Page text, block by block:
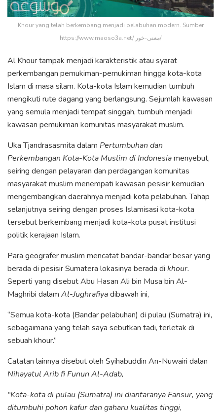
Khour yang telah berkembang menjadi pelabuhan modern. Sumber
https://www.maoso3a.net/ معنى-خور/
Al Khour tampak menjadi karakteristik atau syarat
perkembangan pemukiman-pemukiman hingga kota-kota
Islam di masa silam. Kota-kota Islam kemudian tumbuh
mengikuti rute dagang yang berlangsung. Sejumlah kawasan
yang semula menjadi tempat singgah, tumbuh menjadi
kawasan pemukiman komunitas masyarakat muslim.
Uka Tjandrasasmita dalam Pertumbuhan dan
Perkembangan Kota-Kota Muslim di Indonesiamenyebut,
seiring dengan pelayaran dan perdagangan komunitas
masyarakat muslim menempati kawasan pesisir kemudian
mengembangkan daerahnya menjadi kota pelabuhan. Tahap
selanjutnya seiring dengan proses Islamisasi kota-kota
tersebut berkembang menjadi kota-kota pusat institusi
politik kerajaan Islam.
Para geografer muslim mencatat bandar-bandar besar yang
berada di pesisir Sumatera lokasinya berada di khour.
Seperti yang disebut Abu Hasan Ali bin Musa bin Al-
Maghribi dalam Al-Jughrafiyadibawah ini,
“Semua kota-kota (Bandar pelabuhan) di pulau (Sumatra) ini,
sebagaimana yang telah saya sebutkan tadi, terletak di
sebuah khour.”
Catatan lainnya disebut oleh Syihabuddin An-Nuwairi dalan
Nihayatul Arib fi Funun Al-Adab,
“Kota-kota di pulau (Sumatra) ini diantaranya Fansur, yang
ditumbuhi pohon kafur dan gaharu kualitas tinggi,